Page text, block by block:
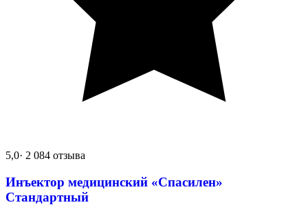
5,0· 2 084 отзыва
Инъектор медицинский «Спасилен»
Стандартный